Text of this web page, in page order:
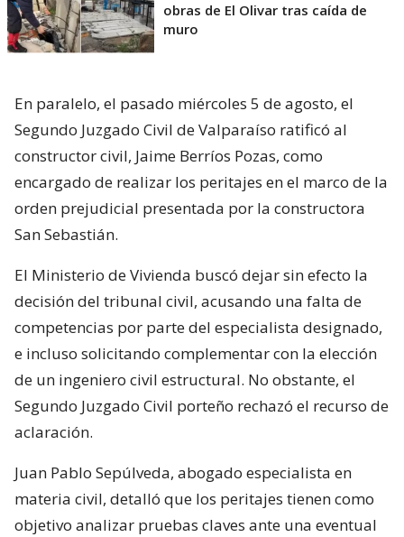
obras de El Olivar tras caída de
muro
En paralelo, el pasado miércoles 5 de agosto, el
Segundo Juzgado Civil de Valparaíso ratificó al
constructor civil, Jaime Berríos Pozas, como
encargado de realizar los peritajes en el marco de la
orden prejudicial presentada por la constructora
San Sebastián.
El Ministerio de Vivienda buscó dejar sin efecto la
decisión del tribunal civil, acusando una falta de
competencias por parte del especialista designado,
e incluso solicitando complementar con la elección
de un ingeniero civil estructural. No obstante, el
Segundo Juzgado Civil porteño rechazó el recurso de
aclaración.
Juan Pablo Sepúlveda, abogado especialista en
materia civil, detalló que los peritajes tienen como
objetivo analizar pruebas claves ante una eventual